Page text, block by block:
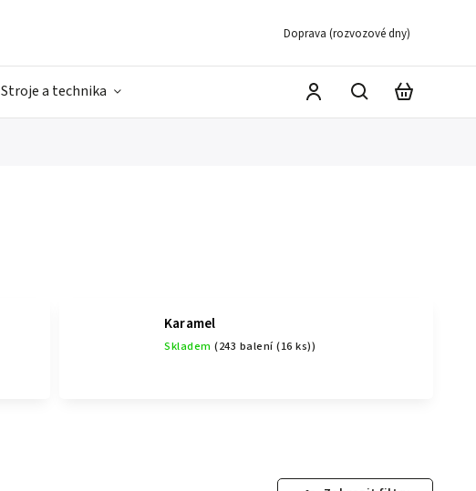
Doprava (rozvozové dny)
Stroje a technika
Karamel
Skladem (243 balení (16 ks))